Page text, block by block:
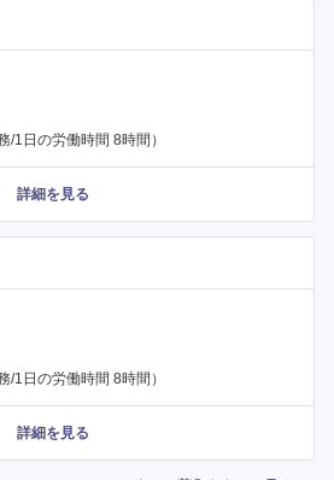
/1日の労働時間 8時間）
詳細を見る
/1日の労働時間 8時間）
詳細を見る